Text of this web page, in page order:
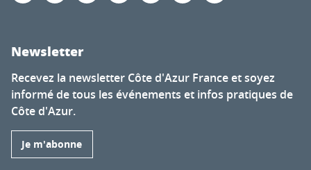
Newsletter
Recevez la newsletter Côte d'Azur France et soyez
informé de tous les événements et infos pratiques de
Côte d'Azur.
Je m'abonne